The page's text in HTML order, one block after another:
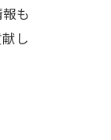
も
し